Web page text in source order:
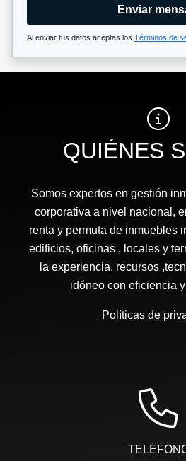
Enviar
Al enviar tus datos aceptas los Términos de
QUIÉNES
Somos expertos en gestión
corporativa a nivel nacional,
renta y permuta de inmuebles
edificios, oficinas , locales y
la experiencia, recursos
idóneo con eficiencia
Políticas de